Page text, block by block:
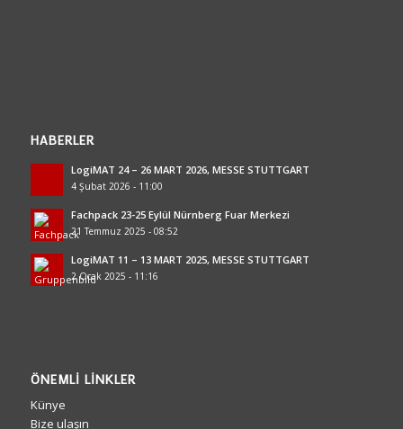
HABERLER
LogiMAT 24 – 26 MART 2026, MESSE STUTTGART
4 Şubat 2026 - 11:00
Fachpack 23-25 Eylül Nürnberg Fuar Merkezi
21 Temmuz 2025 - 08:52
LogiMAT 11 – 13 MART 2025, MESSE STUTTGART
2 Ocak 2025 - 11:16
ÖNEMLI LINKLER
Künye
Bize ulaşın